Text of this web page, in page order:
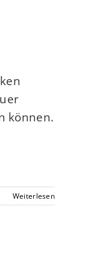
können.
Weiterlesen